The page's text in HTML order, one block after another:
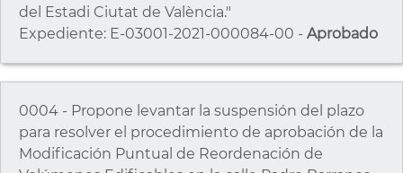
del Estadi Ciutat de València."
Expediente: E-03001-2021-000084-00 - Aprobado
0004 - Propone levantar la suspensión del plazo
para resolver el procedimiento de aprobación de la
Modificación Puntual de Reordenación de